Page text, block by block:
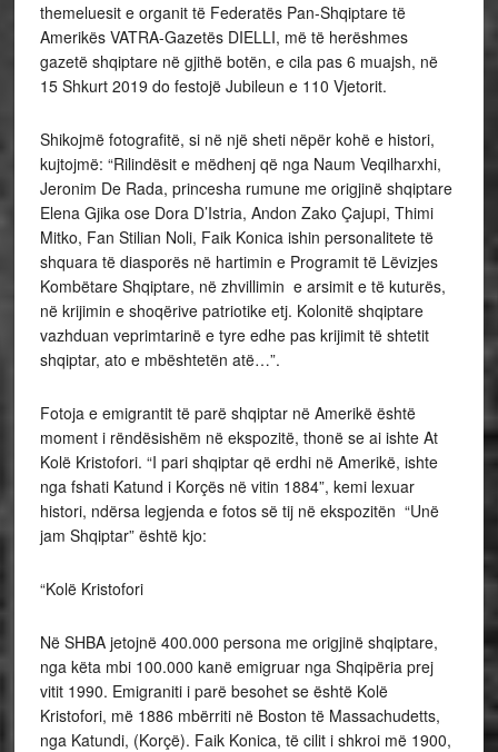
themeluesit e organit të Federatës Pan-Shqiptare të
Amerikës VATRA-Gazetës DIELLI, më të herëshmes
gazetë shqiptare në gjithë botën, e cila pas 6 muajsh, në
15 Shkurt 2019 do festojë Jubileun e 110 Vjetorit.
Shikojmë fotografitë, si në një sheti nëpër kohë e histori,
kujtojmë: “Rilindësit e mëdhenj që nga Naum Veqilharxhi,
Jeronim De Rada, princesha rumune me origjinë shqiptare
Elena Gjika ose Dora D’Istria, Andon Zako Çajupi, Thimi
Mitko, Fan Stilian Noli, Faik Konica ishin personalitete të
shquara të diasporës në hartimin e Programit të Lëvizjes
Kombëtare Shqiptare, në zhvillimin e arsimit e të kuturës,
në krijimin e shoqërive patriotike etj. Kolonitë shqiptare
vazhduan veprimtarinë e tyre edhe pas krijimit të shtetit
shqiptar, ato e mbështetën atë…”.
Fotoja e emigrantit të parë shqiptar në Amerikë është
moment i rëndësishëm në ekspozitë, thonë se ai ishte At
Kolë Kristofori. “I pari shqiptar që erdhi në Amerikë, ishte
nga fshati Katund i Korçës në vitin 1884”, kemi lexuar
histori, ndërsa legjenda e fotos së tij në ekspozitën “Unë
jam Shqiptar” është kjo:
“Kolë Kristofori
Në SHBA jetojnë 400.000 persona me origjinë shqiptare,
nga këta mbi 100.000 kanë emigruar nga Shqipëria prej
vitit 1990. Emigraniti i parë besohet se është Kolë
Kristofori, më 1886 mbërriti në Boston të Massachudetts,
nga Katundi, (Korçë). Faik Konica, të cilit i shkroi më 1900,